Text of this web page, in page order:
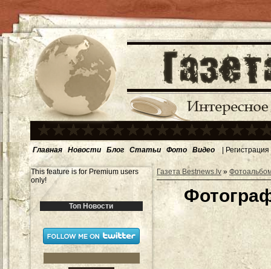
Главная Новости Блог Статьи Фото Видео | Регистрация
This feature is for Premium users
only!
Топ Новости
Газета Bestnews.lv»